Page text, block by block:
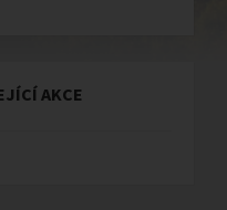
AKCE